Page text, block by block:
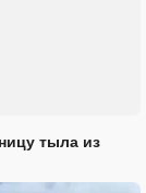
тыла из